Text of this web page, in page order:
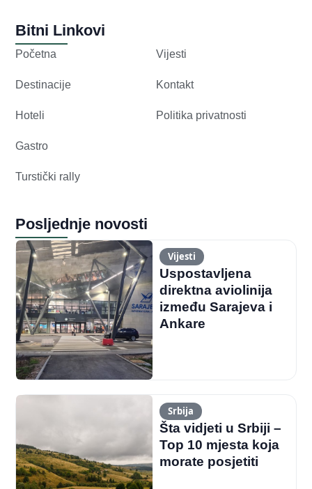
Bitni Linkovi
Početna
Destinacije
Hoteli
Gastro
Turstički rally
Vijesti
Kontakt
Politika privatnosti
Posljednje novosti
Vijesti
Uspostavljena
direktna aviolinija
između Sarajeva i
Ankare
Srbija
Šta vidjeti u Srbiji –
Top 10 mjesta koja
morate posjetiti